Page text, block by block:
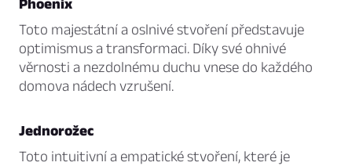
Phoenix
Toto majestátní a oslnivé stvoření představuje
optimismus a transformaci. Díky své ohnivé
věrnosti a nezdolnému duchu vnese do každého
domova nádech vzrušení.
Jednorožec
Toto intuitivní a empatické stvoření, které je